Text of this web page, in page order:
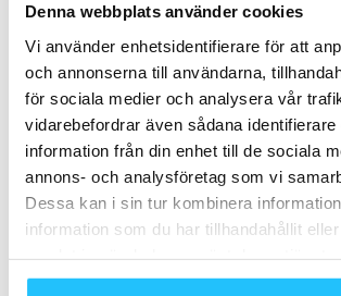
Denna webbplats använder cookies
Vi använder enhetsidentifierare för att
och annonserna till användarna,
för sociala medier och analysera vår
vidarebefordrar även sådana identifierare
information från din enhet till de sociala
annons- och analysföretag som vi
Dessa kan i sin tur kombinera
information som du har tillhandahållit
Läs mer om ExorLivs lösningar här >>
TAGGAR ExorLive Geir Arne Bjune Spenst